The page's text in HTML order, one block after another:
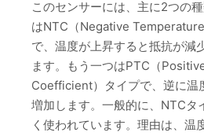
このセンサーには、主に2つの
はNTC（Negative
で、温度が上昇すると抵抗が減
ます。もう一つはPTC（
Coefficient）タイプで、逆に温
増加します。一般的に、NTCタ
く使われています。理由は、温